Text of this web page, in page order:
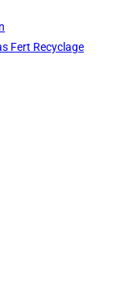
Fert Recyclage